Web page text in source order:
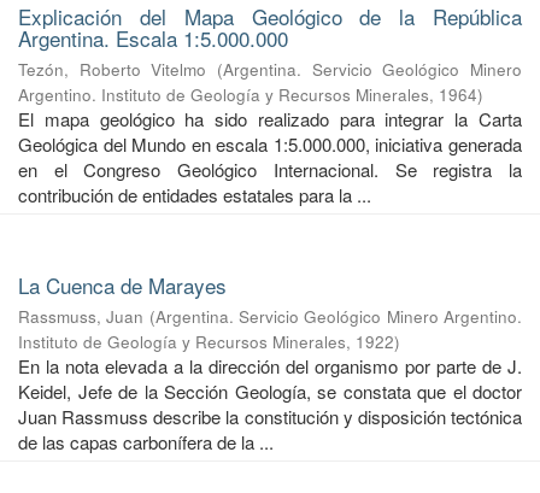
Explicación del Mapa Geológico de la República
Argentina. Escala 1:5.000.000
Tezón, Roberto Vitelmo (Argentina. Servicio Geológico Minero
Argentino. Instituto de Geología y Recursos Minerales, 1964)
El mapa geológico ha sido realizado para integrar la Carta
Geológica del Mundo en escala 1:5.000.000, iniciativa generada
en el Congreso Geológico Internacional. Se registra la
contribución de entidades estatales para la ...
La Cuenca de Marayes
Rassmuss, Juan (Argentina. Servicio Geológico Minero Argentino.
Instituto de Geología y Recursos Minerales, 1922)
En la nota elevada a la dirección del organismo por parte de J.
Keidel, Jefe de la Sección Geología, se constata que el doctor
Juan Rassmuss describe la constitución y disposición tectónica
de las capas carbonífera de la ...